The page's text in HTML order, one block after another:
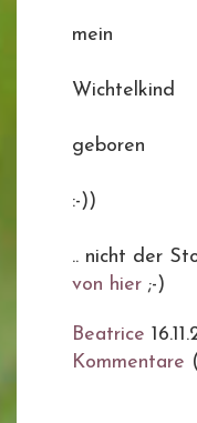
mein
Wichtelkind
geboren
:-))
.. nicht der
von hier ;-)
Beatrice
Kommentare (